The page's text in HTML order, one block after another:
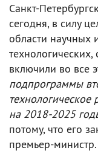
Санкт-
сегодня, в силу
области научных
технологических,
включили во все
подпрограммы
на 2018-2025
потому, что его
премьер-министр.